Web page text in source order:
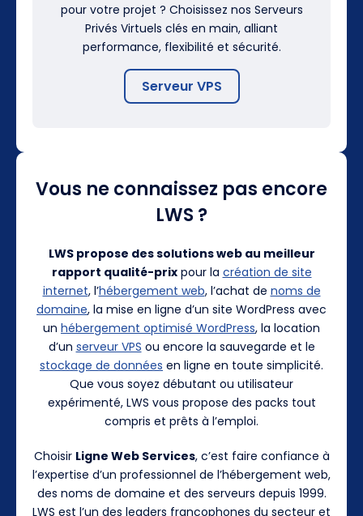
pour votre projet ? Choisissez nos Serveurs
Privés Virtuels clés en main, alliant
performance, flexibilité et sécurité.
Serveur VPS
Vous ne connaissez pas encore
LWS ?
LWS propose des solutions web au meilleur
rapport qualité-prixpour la création de site
internet, l’hébergement web, l’achat de noms de
domaine, la mise en ligne d’un site WordPress avec
un hébergement optimisé WordPress, la location
d’un serveur VPS ou encore la sauvegarde et le
stockage de données en ligne en toute simplicité.
Que vous soyez débutant ou utilisateur
expérimenté, LWS vous propose des packs tout
compris et prêts à l’emploi.
Choisir Ligne Web Services, c’est faire confiance à
l’expertise d’un professionnel de l’hébergement web,
des noms de domaine et des serveurs depuis 1999.
LWS est l’un des leaders francophones du secteur et